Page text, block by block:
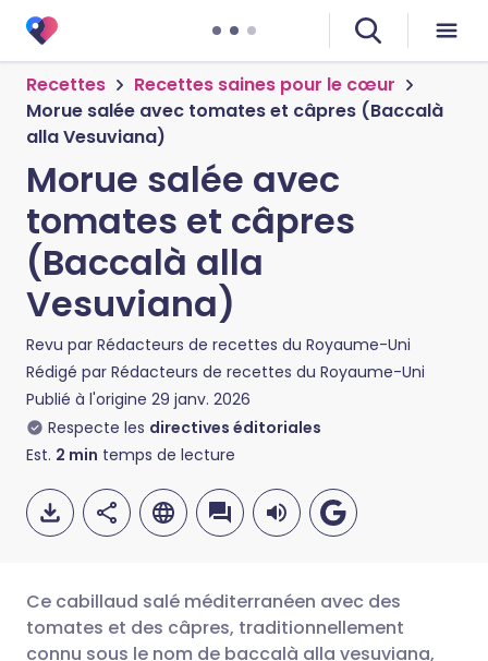
Recettes
Recettes saines pour le cœur
Morue salée avec tomates et câpres (Baccalà
alla Vesuviana)
Morue salée avec
tomates et câpres
(Baccalà alla
Vesuviana)
Revu par Rédacteurs de recettes du Royaume-Uni
Rédigé par Rédacteurs de recettes du Royaume-Uni
Publié à l'origine 29 janv. 2026
Respecte les directives éditoriales
Est. 2 min temps de lecture
Ce cabillaud salé méditerranéen avec des
tomates et des câpres, traditionnellement
connu sous le nom de baccalà alla vesuviana,